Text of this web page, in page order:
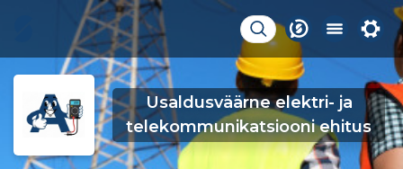
Usaldusväärne elektri- ja
telekommunikatsiooni ehitus